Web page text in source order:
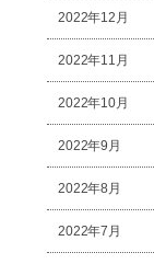
2022年12月
2022年11月
2022年10月
2022年9月
2022年8月
2022年7月